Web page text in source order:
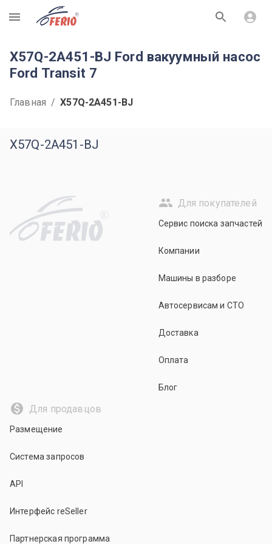
R
X57Q-2A451-BJ Ford вакуумный насос
Ford Transit 7
Главная / X57Q-2A451-BJ
X57Q-2A451-BJ
R
Для покупателей
Сервис поиска запчастей
Компании
Машины в разборе
Автосервисам и СТО
Доставка
Оплата
Блог
Для продавцов
Размещение
Система запросов
API
Интерфейс reSeller
Партнерская программа